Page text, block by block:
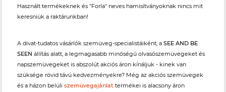
Használt termékeknek és "Forla" neves hamisítványoknak nincs mit
keresniük a raktárunkban!
A divat-tudatos vásárlók szemüveg-specialistáiként, a SEE AND BE
SEEN állítás alatt, a legmagasabb minőségű olvasószemüvegeket és
napszemüvegeket is abszolút akciós áron kínáljuk - kinek van
szüksége rövid távú kedvezményekre? Még az akciós szemüvegek
és a házon belüli szemüvegajánlat termékei is alacsony áron